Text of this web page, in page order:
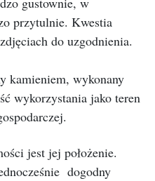
przytulnie. Kwestia
do uzgodnienia.
kamieniem, wykonany
wykorzystania jako teren
jest jej położenie.
dogodny